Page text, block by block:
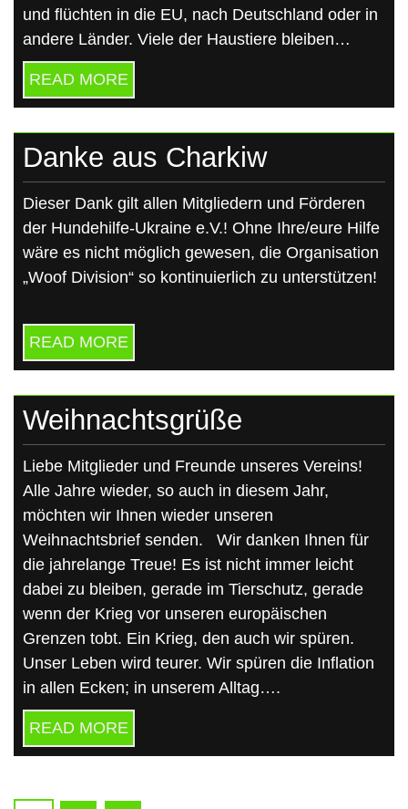
und flüchten in die EU, nach Deutschland oder in
andere Länder. Viele der Haustiere bleiben…
READ MORE
Danke aus Charkiw
Dieser Dank gilt allen Mitgliedern und Förderen
der Hundehilfe-Ukraine e.V.! Ohne Ihre/eure Hilfe
wäre es nicht möglich gewesen, die Organisation
„Woof Division“ so kontinuierlich zu unterstützen!
READ MORE
Weihnachtsgrüße
Liebe Mitglieder und Freunde unseres Vereins!
Alle Jahre wieder, so auch in diesem Jahr,
möchten wir Ihnen wieder unseren
Weihnachtsbrief senden. Wir danken Ihnen für
die jahrelange Treue! Es ist nicht immer leicht
dabei zu bleiben, gerade im Tierschutz, gerade
wenn der Krieg vor unseren europäischen
Grenzen tobt. Ein Krieg, den auch wir spüren.
Unser Leben wird teurer. Wir spüren die Inflation
in allen Ecken; in unserem Alltag….
READ MORE